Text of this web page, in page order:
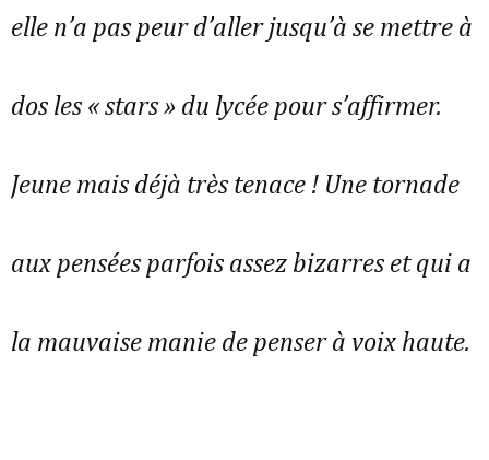
elle n’a pas peur d’aller jusqu’à se mettre à
dos les « stars » du lycée pour s’affirmer.
Jeune mais déjà très tenace ! Une tornade
aux pensées parfois assez bizarres et qui a
la mauvaise manie de penser à voix haute.